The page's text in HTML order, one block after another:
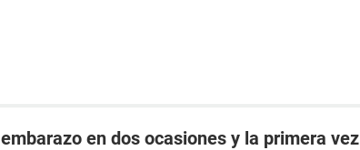
en dos ocasiones y la primera vez